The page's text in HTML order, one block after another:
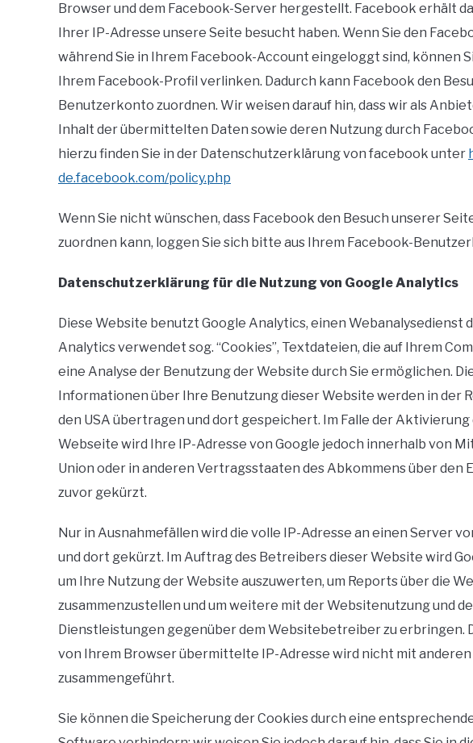
Browser und dem Facebook-Server hergestellt. Facebook erhält
Ihrer IP-Adresse unsere Seite besucht haben. Wenn Sie den
während Sie in Ihrem Facebook-Account eingeloggt sind, können
Ihrem Facebook-Profil verlinken. Dadurch kann Facebook den
Benutzerkonto zuordnen. Wir weisen darauf hin, dass wir als
Inhalt der übermittelten Daten sowie deren Nutzung durch
hierzu finden Sie in der Datenschutzerklärung von facebook unter
de.facebook.com/policy.php
Wenn Sie nicht wünschen, dass Facebook den Besuch unserer
zuordnen kann, loggen Sie sich bitte aus Ihrem Facebook-
Datenschutzerklärung für die Nutzung von Google Analytics
Diese Website benutzt Google Analytics, einen Webanalysedienst
Analytics verwendet sog. “Cookies”, Textdateien, die auf Ihrem
eine Analyse der Benutzung der Website durch Sie ermöglichen.
Informationen über Ihre Benutzung dieser Website werden in der
den USA übertragen und dort gespeichert. Im Falle der
Webseite wird Ihre IP-Adresse von Google jedoch innerhalb von
Union oder in anderen Vertragsstaaten des Abkommens über den
zuvor gekürzt.
Nur in Ausnahmefällen wird die volle IP-Adresse an einen Server
und dort gekürzt. Im Auftrag des Betreibers dieser Website wird
um Ihre Nutzung der Website auszuwerten, um Reports über die
zusammenzustellen und um weitere mit der Websitenutzung und
Dienstleistungen gegenüber dem Websitebetreiber zu erbringen.
von Ihrem Browser übermittelte IP-Adresse wird nicht mit anderen
zusammengeführt.
Sie können die Speicherung der Cookies durch eine